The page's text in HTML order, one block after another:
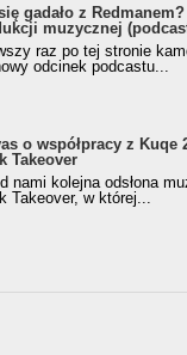
gadało z
muzycznej
raz po tej stronie
odcinek podcastu...
o współpracy z Kuqe
Takeover
nami kolejna odsłona
Takeover, w której...